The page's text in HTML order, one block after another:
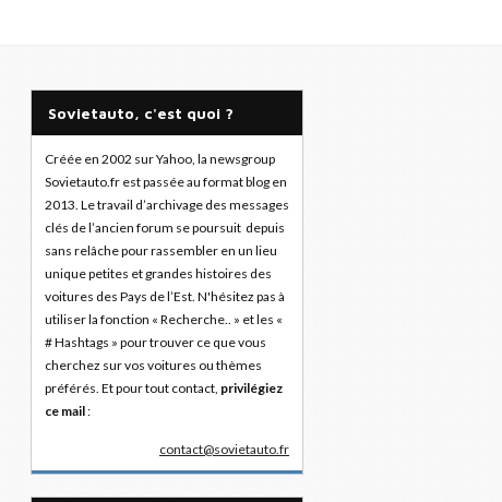
Sovietauto, c'est quoi ?
Créée en 2002 sur Yahoo, la newsgroup
Sovietauto.fr est passée au format blog en
2013. Le travail d’archivage des messages
clés de l’ancien forum se poursuit depuis
sans relâche pour rassembler en un lieu
unique petites et grandes histoires des
voitures des Pays de l’Est. N'hésitez pas à
utiliser la fonction « Recherche.. » et les «
# Hashtags » pour trouver ce que vous
cherchez sur vos voitures ou thèmes
préférés. Et pour tout contact, privilégiez
ce mail:
contact@sovietauto.fr